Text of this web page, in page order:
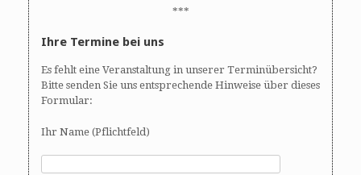
***
Ihre Termine bei uns
Es fehlt eine Veranstaltung in unserer Terminübersicht?
Bitte senden Sie uns entsprechende Hinweise über dieses
Formular:
Ihr Name (Pflichtfeld)